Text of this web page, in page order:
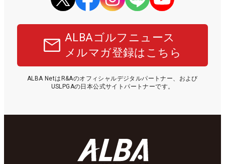
ALBAゴルフニュース
メルマガ登録はこちら
ALBA NetはR&Aのオフィシャルデジタルパートナー、および
USLPGAの日本公式サイトパートナーです。